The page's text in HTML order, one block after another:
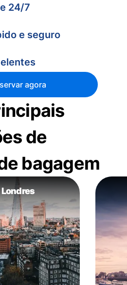
24/7
e seguro
agora
de
bagagem
Londres